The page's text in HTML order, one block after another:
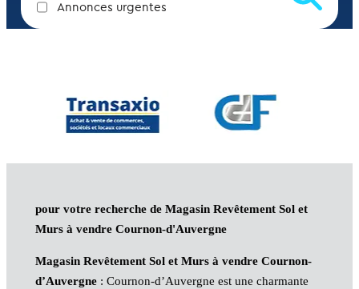
Annonces urgentes
pour votre recherche de Magasin Revêtement Sol et
Murs à vendre Cournon-d'Auvergne
Magasin Revêtement Sol et Murs à vendre Cournon-
d’Auvergne: Cournon-d’Auvergne est une charmante